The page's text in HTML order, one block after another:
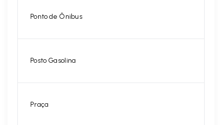
Ponto de Ônibus
Posto Gasolina
Praça